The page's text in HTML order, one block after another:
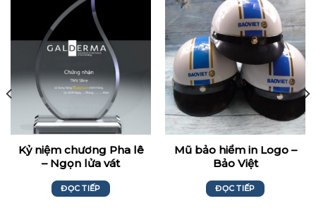
Kỷ niệm chương Pha lê
– Ngọn lửa vát
ĐỌC TIẾP
Mũ bảo hiểm in Logo –
Bảo Việt
ĐỌC TIẾP